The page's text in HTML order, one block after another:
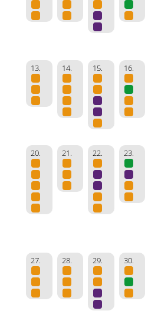
13. 14. 15. 16.
20. 21. 22. 23.
27. 28. 29. 30.